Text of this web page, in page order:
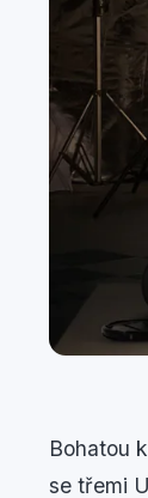
Bohatou
se třemi